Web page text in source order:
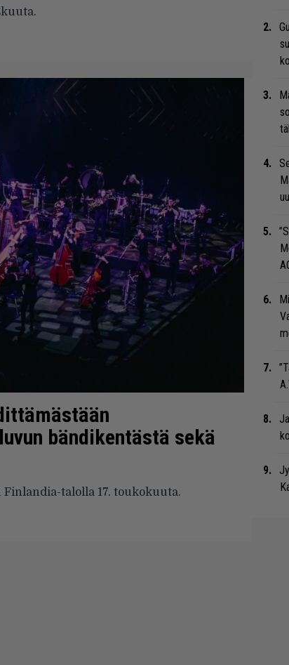
bändikentästä sekä
talolla 17. toukokuuta.